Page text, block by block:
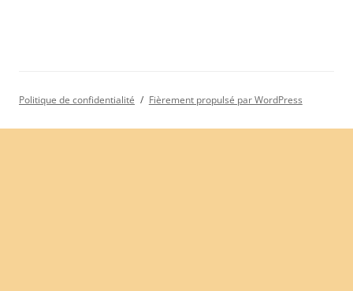
Politique de confidentialité Fièrement propulsé par WordPress